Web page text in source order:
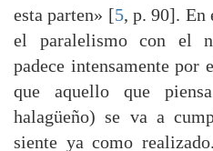
esta parten» [5, p. 90]. En
el paralelismo con el
padece intensamente por
que aquello que
halagüeño) se va a
siente ya como